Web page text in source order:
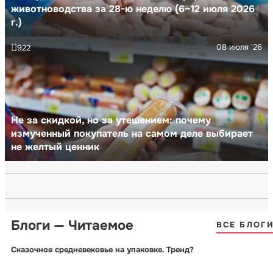
животноводства за 28-ю неделю (6–12 июля 2026
г.)
Не за скидкой, но за утешением: почему
измученный покупатель на самом деле выбирает
не желтый ценник
08 июля '26
922
Блоги — Читаемое ВСЕ
Сказочное средневековье на упаковке. Тренд?